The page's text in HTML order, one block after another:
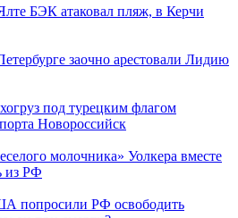
БЭК атаковал пляж, в Керчи
заочно арестовали Лидию
под турецким флагом
Новороссийск
молочника» Уолкера вместе
из РФ
попросили РФ освободить